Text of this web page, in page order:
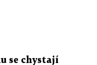
se chystají